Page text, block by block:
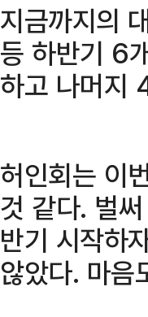
지금까지의
등 하반기 6
하고 나머지
허인회는 이
것 같다. 벌
반기 시작하
않았다. 마음